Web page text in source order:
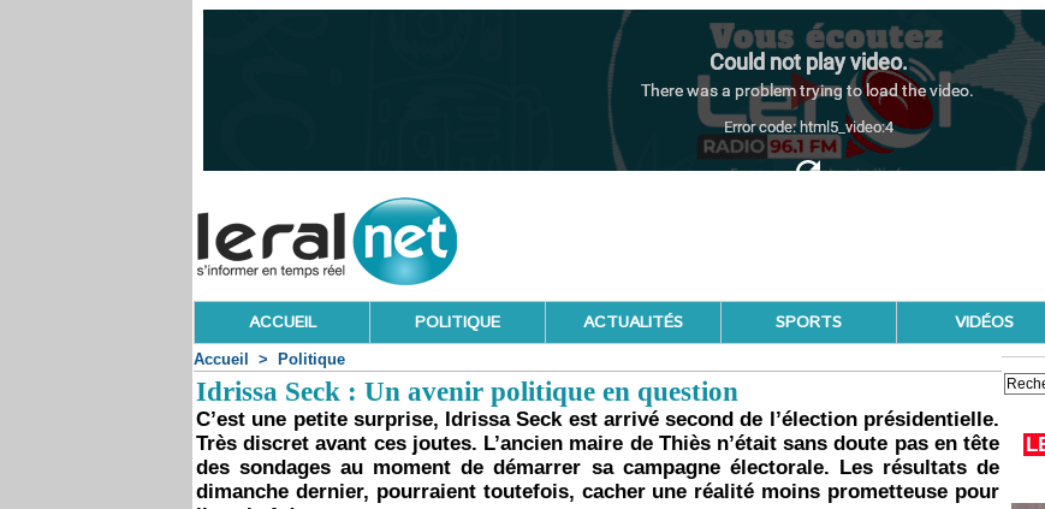
ACCUEIL POLITIQUE ACTUALITÉS SPORTS VIDÉOS
Accueil > Politique
Idrissa Seck : Un avenir politique en question
C’est une petite surprise, Idrissa Seck est arrivé second de l’élection présidentielle.
Très discret avant ces joutes. L’ancien maire de Thiès n’était sans doute pas en tête
des sondages au moment de démarrer sa campagne électorale. Les résultats de
dimanche dernier, pourraient toutefois, cacher une réalité moins prometteuse pour